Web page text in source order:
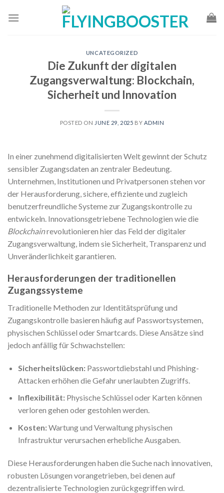
UNCATEGORIZED
Die Zukunft der digitalen
Zugangsverwaltung: Blockchain,
Sicherheit und Innovation
POSTED ON JUNE 29, 2025 BY ADMIN
In einer zunehmend digitalisierten Welt gewinnt der Schutz
sensibler Zugangsdaten an zentraler Bedeutung.
Unternehmen, Institutionen und Privatpersonen stehen vor
der Herausforderung, sichere, effiziente und zugleich
benutzerfreundliche Systeme zur Zugangskontrolle zu
entwickeln. Innovationsgetriebene Technologien wie die
Blockchainrevolutionieren hier das Feld der digitaler
Zugangsverwaltung, indem sie Sicherheit, Transparenz und
Unveränderlichkeit garantieren.
Herausforderungen der traditionellen
Zugangssysteme
Traditionelle Methoden zur Identitätsprüfung und
Zugangskontrolle basieren häufig auf Passwortsystemen,
physischen Schlüssel oder Smartcards. Diese Ansätze sind
jedoch anfällig für Schwachstellen:
Sicherheitslücken:Passwortdiebstahl und Phishing-
Attacken erhöhen die Gefahr unerlaubten Zugriffs.
Inflexibilität:Physische Schlüssel oder Karten können
verloren gehen oder gestohlen werden.
Kosten:Wartung und Verwaltung physischen
Infrastruktur verursachen erhebliche Ausgaben.
Diese Herausforderungen haben die Suche nach innovativen,
robusten Lösungen vorangetrieben, bei denen auf
dezentralisierte Technologien zurückgegriffen wird.